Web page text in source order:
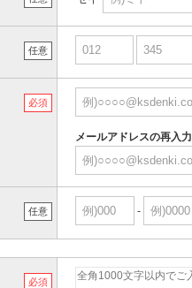
任意
必須
メールアドレスの再入力
任意 -
必須